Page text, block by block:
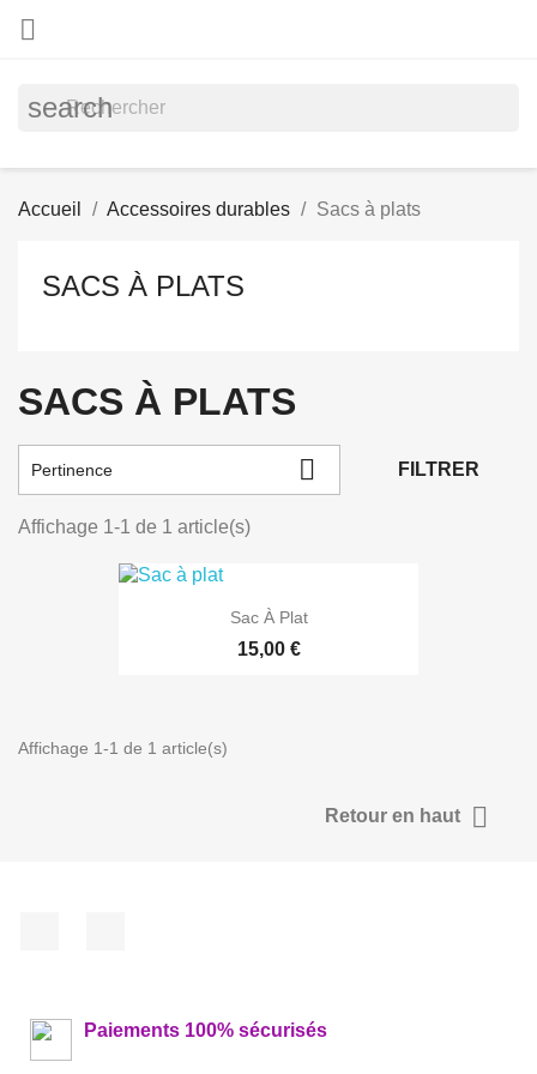

search
Accueil Accessoires durables Sacs à plats
SACS À PLATS
SACS À PLATS
Pertinence  FILTRER
Affichage 1-1 de 1 article(s)
Sac À Plat
15,00 €
Affichage 1-1 de 1 article(s)
Retour en haut 
Paiements 100% sécurisés